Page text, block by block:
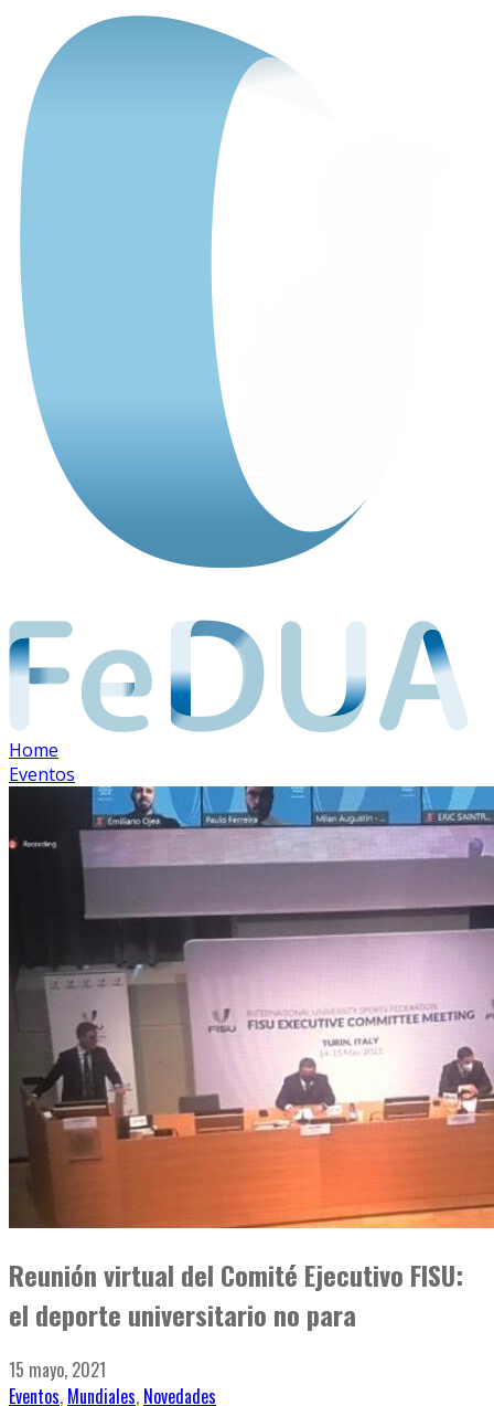
Home
Eventos
Reunión virtual del Comité Ejecutivo FISU:
el deporte universitario no para
15 mayo, 2021
Eventos, Mundiales, Novedades